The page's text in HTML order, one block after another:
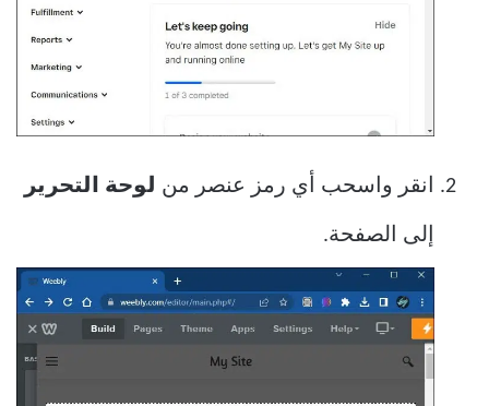
انقر واسحب أي رمز عنصر من لوحة التحرير
إلى الصفحة.